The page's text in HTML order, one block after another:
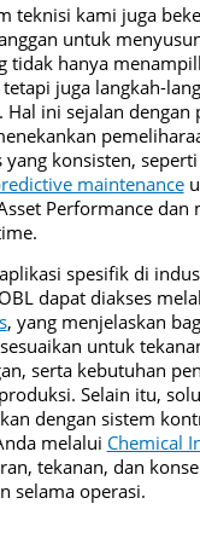
teknisi kami juga
untuk
tidak hanya
juga langkah-
Hal ini sejalan
konsisten,
maintenance
Performance dan
spesifik di
dapat diakses
, yang menjelaskan
untuk
serta kebutuhan
Selain itu,
dengan sistem
melalui Chemical
tekanan, dan
selama operasi.